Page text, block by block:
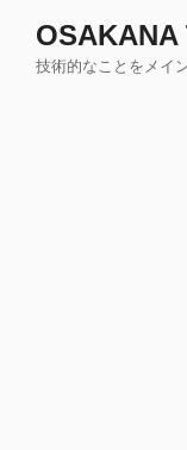
OSAKANA
技術的なことをメイ